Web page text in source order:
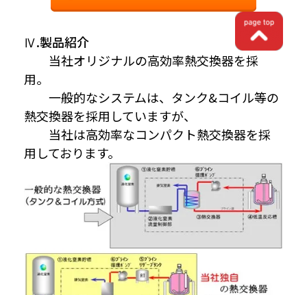
Ⅳ.製品紹介
当社オリジナルの高効率熱交換器を採
用。
一般的なシステムは、タンク&コイル等の
熱交換器を採用していますが、
当社は高効率なコンパクト熱交換器を採
用しております。